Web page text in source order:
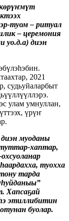
туом – ритуал
– церемония
уо.д.а) диэн
2021
судьуйаларбыт
улам умнуллан,
үрүҥ
муоданы
хаптар,
туохха
тарда
Хапсаҕай
этиллибитин
буолар.